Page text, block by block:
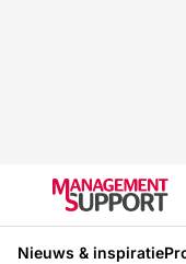
Nieuws & inspiratie